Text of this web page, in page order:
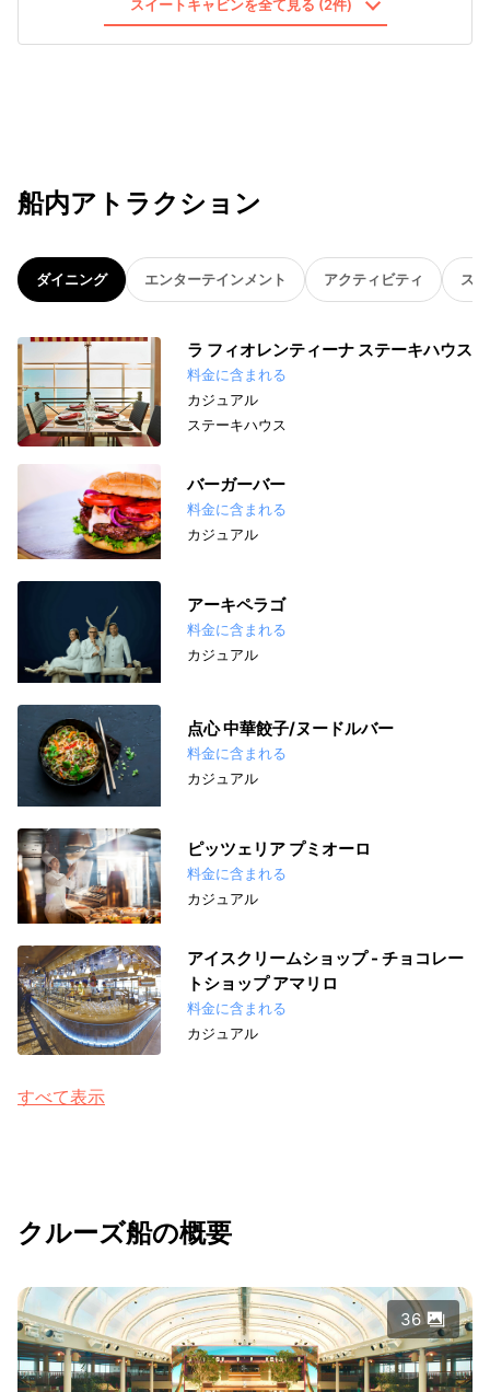
スイートキャビンを全て見る (2件)
船内アトラクション
ダイニング エンターテインメント アクティビティ ス
ラ フィオレンティーナ ステーキハウス
料金に含まれる
カジュアル
ステーキハウス
バーガーバー
料金に含まれる
カジュアル
アーキペラゴ
料金に含まれる
カジュアル
点心 中華餃子/ヌードルバー
料金に含まれる
カジュアル
ピッツェリア プミオーロ
料金に含まれる
カジュアル
アイスクリームショップ - チョコレー
トショップ アマリロ
料金に含まれる
カジュアル
すべて表示
クルーズ船の概要
36